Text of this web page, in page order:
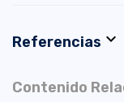
Referencias expand_more
Contenido